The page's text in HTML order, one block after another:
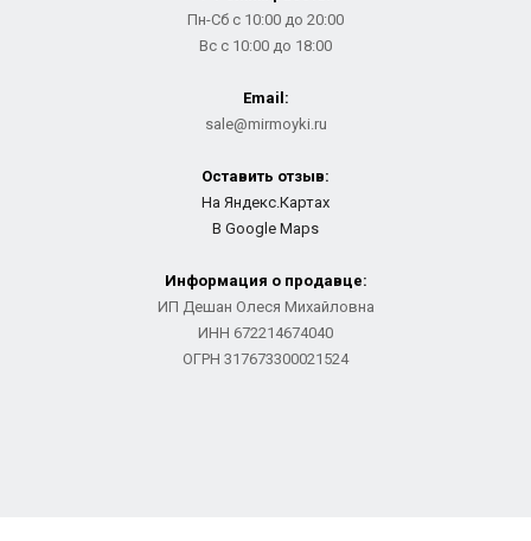
Пн-Сб с 10:00 до 20:00
Вс с 10:00 до 18:00
Email:
sale@mirmoyki.ru
Оставить отзыв:
На Яндекс.Картах
В Google Maps
Информация о продавце:
ИП Дешан Олеся Михайловна
ИНН 672214674040
ОГРН 317673300021524